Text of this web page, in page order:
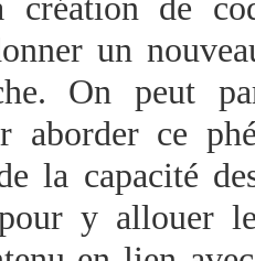
un
On peut
aborder ce
la capacité
y allouer